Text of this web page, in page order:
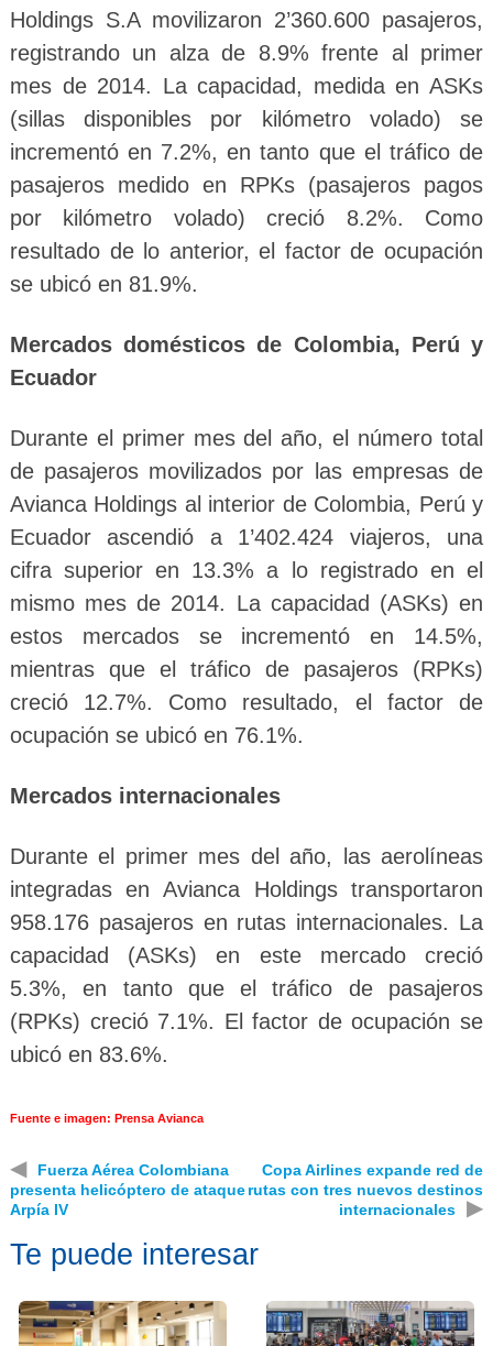
Holdings S.A movilizaron 2’360.600 pasajeros,
registrando un alza de 8.9% frente al primer
mes de 2014. La capacidad, medida en ASKs
(sillas disponibles por kilómetro volado) se
incrementó en 7.2%, en tanto que el tráfico de
pasajeros medido en RPKs (pasajeros pagos
por kilómetro volado) creció 8.2%. Como
resultado de lo anterior, el factor de ocupación
se ubicó en 81.9%.
Mercados domésticos de Colombia, Perú y
Ecuador
Durante el primer mes del año, el número total
de pasajeros movilizados por las empresas de
Avianca Holdings al interior de Colombia, Perú y
Ecuador ascendió a 1’402.424 viajeros, una
cifra superior en 13.3% a lo registrado en el
mismo mes de 2014. La capacidad (ASKs) en
estos mercados se incrementó en 14.5%,
mientras que el tráfico de pasajeros (RPKs)
creció 12.7%. Como resultado, el factor de
ocupación se ubicó en 76.1%.
Mercados internacionales
Durante el primer mes del año, las aerolíneas
integradas en Avianca Holdings transportaron
958.176 pasajeros en rutas internacionales. La
capacidad (ASKs) en este mercado creció
5.3%, en tanto que el tráfico de pasajeros
(RPKs) creció 7.1%. El factor de ocupación se
ubicó en 83.6%.
Fuente e imagen: Prensa Avianca
◀
Fuerza Aérea Colombiana
presenta helicóptero de ataque
Arpía IV
Copa Airlines expande red de
rutas con tres nuevos destinos
internacionales
▶
Te puede interesar